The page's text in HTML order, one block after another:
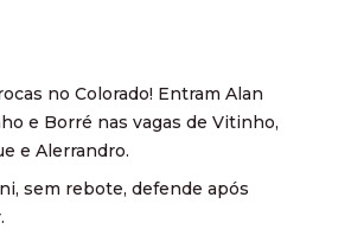
no Colorado! Entram Alan
e Borré nas vagas de Vitinho,
e Alerrandro.
sem rebote, defende após